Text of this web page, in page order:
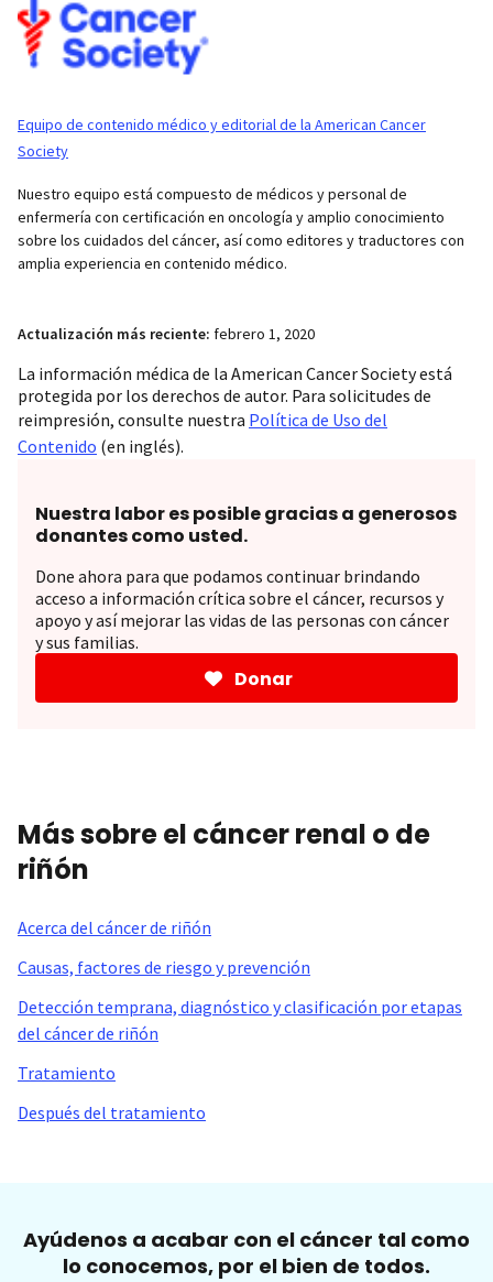
Equipo de contenido médico y editorial de la American Cancer
Society
Nuestro equipo está compuesto de médicos y personal de
enfermería con certificación en oncología y amplio conocimiento
sobre los cuidados del cáncer, así como editores y traductores con
amplia experiencia en contenido médico.
Actualización más reciente: febrero 1, 2020
La información médica de la American Cancer Society está
protegida por los derechos de autor. Para solicitudes de
reimpresión, consulte nuestra Política de Uso del
Contenido (en inglés).
Nuestra labor es posible gracias a generosos
donantes como usted.
Done ahora para que podamos continuar brindando
acceso a información crítica sobre el cáncer, recursos y
apoyo y así mejorar las vidas de las personas con cáncer
y sus familias.
Donar
Más sobre el cáncer renal o de
riñón
Acerca del cáncer de riñón
Causas, factores de riesgo y prevención
Detección temprana, diagnóstico y clasificación por etapas
del cáncer de riñón
Tratamiento
Después del tratamiento
Ayúdenos a acabar con el cáncer tal como
lo conocemos, por el bien de todos.